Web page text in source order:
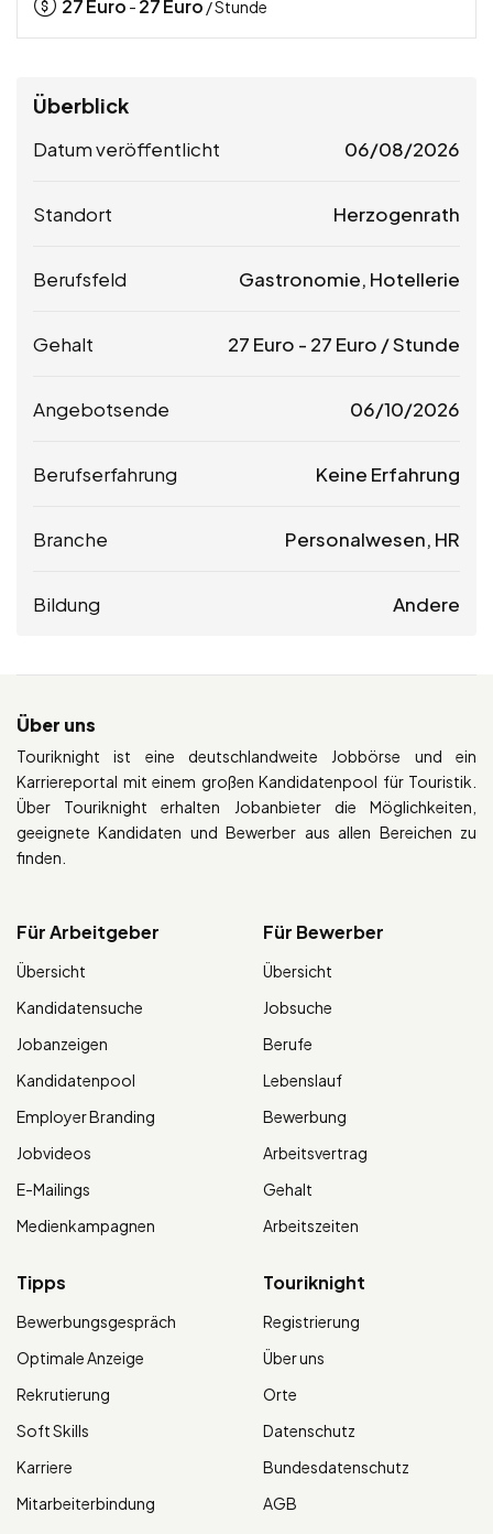
27Euro - 27Euro / Stunde
Überblick
Datum veröffentlicht 06/08/2026
Standort Herzogenrath
Berufsfeld Gastronomie, Hotellerie
Gehalt 27 Euro - 27 Euro / Stunde
Angebotsende 06/10/2026
Berufserfahrung Keine Erfahrung
Branche Personalwesen, HR
Bildung Andere
Über uns
Touriknight ist eine deutschlandweite Jobbörse und ein
Karriereportal mit einem großen Kandidatenpool für Touristik.
Über Touriknight erhalten Jobanbieter die Möglichkeiten,
geeignete Kandidaten und Bewerber aus allen Bereichen zu
finden.
Für Arbeitgeber
Übersicht
Kandidatensuche
Jobanzeigen
Kandidatenpool
Employer Branding
Jobvideos
E-Mailings
Medienkampagnen
Für Bewerber
Übersicht
Jobsuche
Berufe
Lebenslauf
Bewerbung
Arbeitsvertrag
Gehalt
Arbeitszeiten
Tipps
Bewerbungsgespräch
Optimale Anzeige
Rekrutierung
Soft Skills
Karriere
Mitarbeiterbindung
Touriknight
Registrierung
Über uns
Orte
Datenschutz
Bundesdatenschutz
AGB